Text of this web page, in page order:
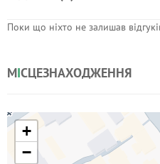
Поки що ніхто не залишав
МІСЦЕЗНАХОДЖЕННЯ
+
−